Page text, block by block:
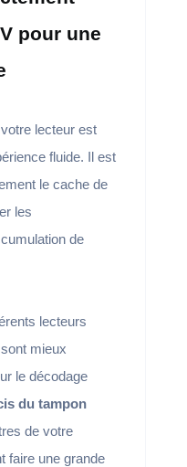
pour une
lecteur est
fluide. Il est
le cache de
les
de
lecteurs
mieux
le décodage
du tampon
de votre
faire une grande